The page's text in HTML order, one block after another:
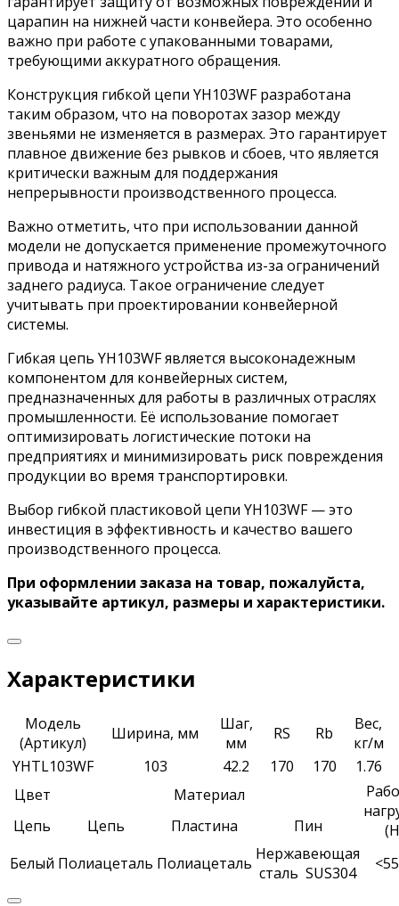
царапин на нижней части конвейера. Это особенно
важно при работе с упакованными товарами,
требующими аккуратного обращения.
Конструкция гибкой цепи YH103WF разработана
таким образом, что на поворотах зазор между
звеньями не изменяется в размерах. Это гарантирует
плавное движение без рывков и сбоев, что является
критически важным для поддержания
непрерывности производственного процесса.
Важно отметить, что при использовании данной
модели не допускается применение промежуточного
привода и натяжного устройства из-за ограничений
заднего радиуса. Такое ограничение следует
учитывать при проектировании конвейерной
системы.
Гибкая цепь YH103WF является высоконадежным
компонентом для конвейерных систем,
предназначенных для работы в различных отраслях
промышленности. Её использование помогает
оптимизировать логистические потоки на
предприятиях и минимизировать риск повреждения
продукции во время транспортировки.
Выбор гибкой пластиковой цепи YH103WF — это
инвестиция в эффективность и качество вашего
производственного процесса.
При оформлении заказа на товар, пожалуйста,
указывайте артикул, размеры и характеристики.
Характеристики
Модель
(Артикул)
Ширина, мм
Шаг,
мм
RS Rb
Вес,
кг/м
YHTL103WF
103 42.2 170 170
1.76
Цвет
Материал
Цепь Цепь Пластина
Пин
Белый Полиацеталь Полиацеталь Нержавеющая
сталь SUS304